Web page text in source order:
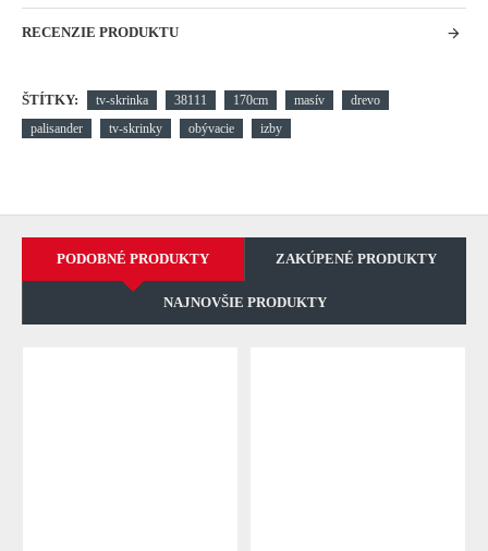
RECENZIE PRODUKTU
ŠTÍTKY: tv-skrinka 38111 170cm masív
drevo
palisander
tv-skrinky obývacie izby
PODOBNÉ PRODUKTY ZAKÚPENÉ PRODUKTY
NAJNOVŠIE PRODUKTY